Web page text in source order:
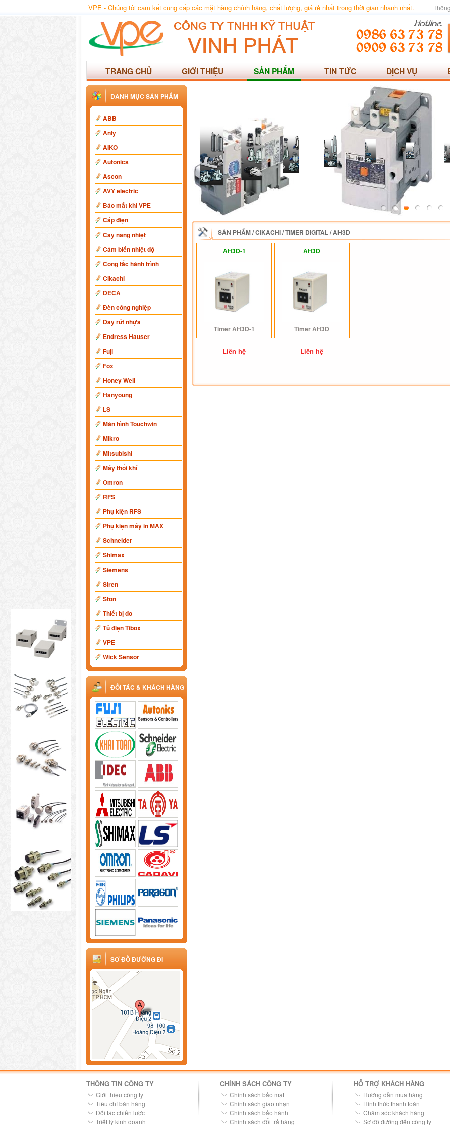
VPE - Chúng tôi cam kết cung cấp các mặt hàng chính hãng, chất lượng, giá rẻ nhất trong thời gian nhanh nhất.
TRANG CHỦ GIỚI THIỆU SẢN PHẨM TIN TỨC DỊCH VỤ
DANH MỤC SẢN PHẨM
ABB
Anly
AIKO
Autonics
Ascon
AVY electric
Báo mất khí VPE
Cáp điện
Cây nâng nhiệt
Cảm biến nhiệt độ
Công tắc hành trình
Cikachi
DECA
Đèn công nghiệp
Dây rút nhựa
Endress Hauser
Fuji
Fox
Honey Well
Hanyoung
LS
Màn hình Touchwin
Mikro
Mitsubishi
Máy thổi khí
Omron
RFS
Phụ kiện RFS
Phụ kiện máy in MAX
Schneider
Shimax
Siemens
Siren
Ston
Thiết bị đo
Tủ điện Tibox
VPE
Wick Sensor
ĐỐI TÁC & KHÁCH HÀNG
SƠ ĐỒ ĐƯỜNG ĐI
SẢN PHẨM/CIKACHI/TIMER DIGITAL/AH3D
AH3D-1
Timer AH3D-1
Liên hệ
AH3D
Timer AH3D
Liên hệ
THÔNG TIN CÔNG TY
Giới thiệu công ty
Tiêu chí bán hàng
Đối tác chiến lược
Triết lý kinh doanh
CHÍNH SÁCH CÔNG TY
Chính sách bảo mật
Chính sách giao nhận
Chính sách bảo hành
Chính sách đổi trả hàng
HỖ TRỢ KHÁCH HÀNG
Hướng dẫn mua hàng
Hình thức thanh toán
Chăm sóc khách hàng
Sơ đồ đường đến công ty